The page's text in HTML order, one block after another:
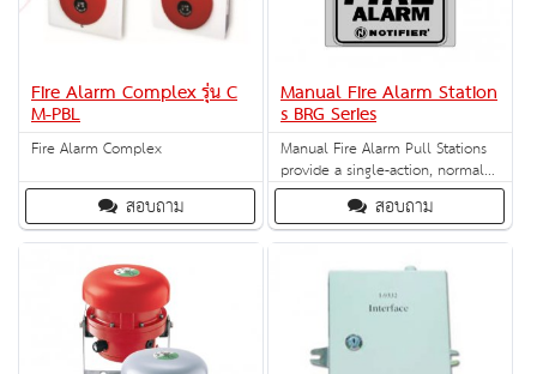
Fire Alarm Complex รุ่น C
M-PBL
Fire Alarm Complex
สอบถาม
Manual Fire Alarm Station
s BRG Series
Manual Fire Alarm Pull Stations
provide a single-action, normally
open contact, alarm initi- ating
point for use with Fire Alarm
Control Panels.
สอบถาม